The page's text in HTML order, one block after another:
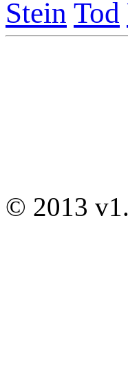
Stein Tod
© 2013